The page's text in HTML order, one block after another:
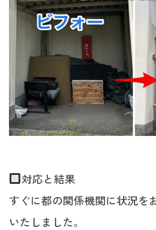
対応と結果
すぐに都の関係機関に状況を
いたしました。